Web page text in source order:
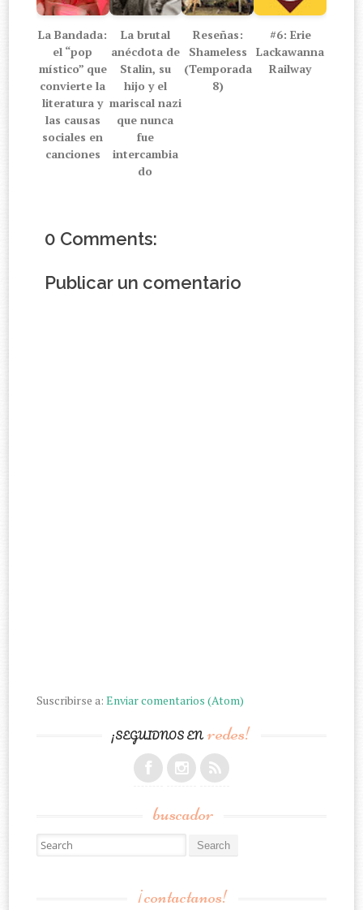
La Bandada:
el “pop
místico” que
convierte la
literatura y
las causas
sociales en
canciones
La brutal
anécdota de
Stalin, su
hijo y el
mariscal nazi
que nunca
fue
intercambia
do
Reseñas:
Shameless
(Temporada
8)
#6: Erie
Lackawanna
Railway
0 Comments:
Publicar un comentario
Suscribirse a:Enviar comentarios (Atom)
¡SEGUIDNOS ENredes!
buscador
Search for:
¡contactanos!